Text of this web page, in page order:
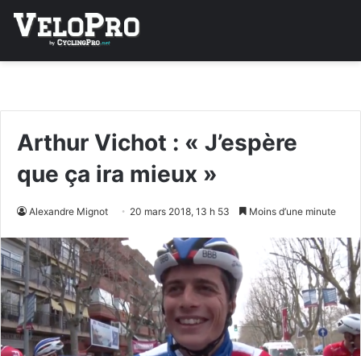
Arthur Vichot : « J’espère
que ça ira mieux »
Alexandre Mignot 20 mars 2018, 13 h 53 Moins d’une minute